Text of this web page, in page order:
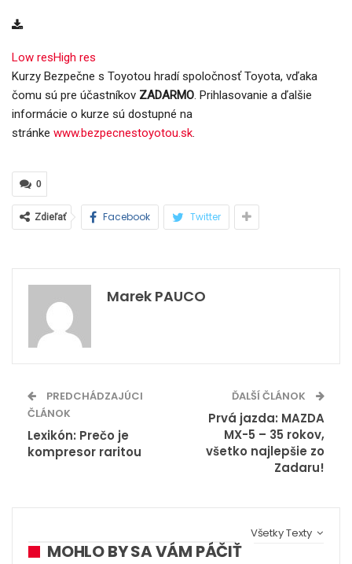
Low resHigh res
Kurzy Bezpečne s Toyotou hradí spoločnosť Toyota, vďaka
čomu sú pre účastníkov ZADARMO. Prihlasovanie a ďalšie
informácie o kurze sú dostupné na
stránke www.bezpecnestoyotou.sk.
0
Zdieľať Facebook Twitter
Marek PAUCO
PREDCHÁDZAJÚCI
ČLÁNOK
Lexikón: Prečo je
kompresor raritou
ĎALŠÍ ČLÁNOK
Prvá jazda: MAZDA
MX-5 – 35 rokov,
všetko najlepšie zo
Zadaru!
Všetky Texty
MOHLO BY SA VÁM PÁČIŤ